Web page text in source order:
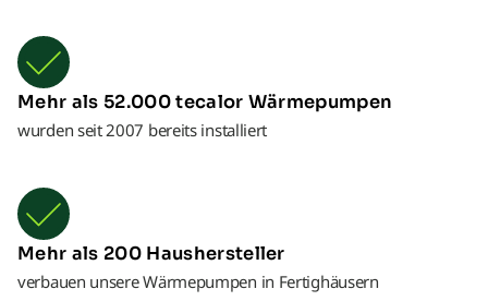
Mehr als 52.000 tecalor Wärmepumpen
wurden seit 2007 bereits installiert
Mehr als 200 Haushersteller
verbauen unsere Wärmepumpen in Fertighäusern